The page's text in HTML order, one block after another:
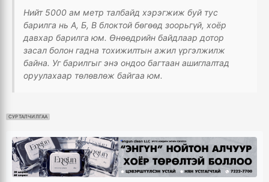
Нийт 5000 ам метр талбайд хэрэгжиж буй тус
барилга нь А, Б, В блоктой бөгөөд зоорьгүй, хоёр
давхар барилга юм. Өнөөдрийн байдлаар дотор
засал болон гадна тохижилтын ажил үргэлжилж
байна. Уг барилгыг энэ ондоо багтаан ашиглалтад
оруулахаар төлөвлөж байгаа юм.
СУРТАЛЧИЛГАА